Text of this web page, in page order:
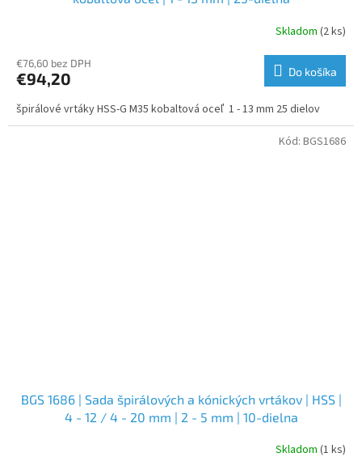
Skladom (2 ks)
€76,60 bez DPH
€94,20 Do košíka
špirálové vrtáky HSS-G M35 kobaltová oceľ 1 - 13 mm 25 dielov
BGS 1686 | Sada špirálových a kónických vrtákov | HSS |
4 - 12 / 4 - 20 mm | 2 - 5 mm | 10-dielna
Skladom (1 ks)
Kód: BGS1686